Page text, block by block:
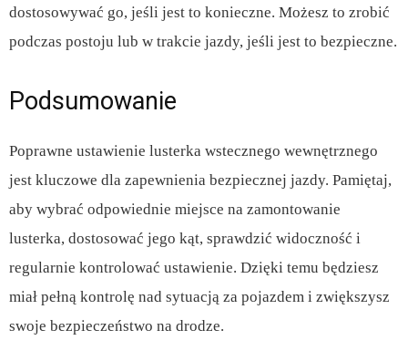
dostosowywać go, jeśli jest to konieczne. Możesz to zrobić
podczas postoju lub w trakcie jazdy, jeśli jest to bezpieczne.
Podsumowanie
Poprawne ustawienie lusterka wstecznego wewnętrznego
jest kluczowe dla zapewnienia bezpiecznej jazdy. Pamiętaj,
aby wybrać odpowiednie miejsce na zamontowanie
lusterka, dostosować jego kąt, sprawdzić widoczność i
regularnie kontrolować ustawienie. Dzięki temu będziesz
miał pełną kontrolę nad sytuacją za pojazdem i zwiększysz
swoje bezpieczeństwo na drodze.